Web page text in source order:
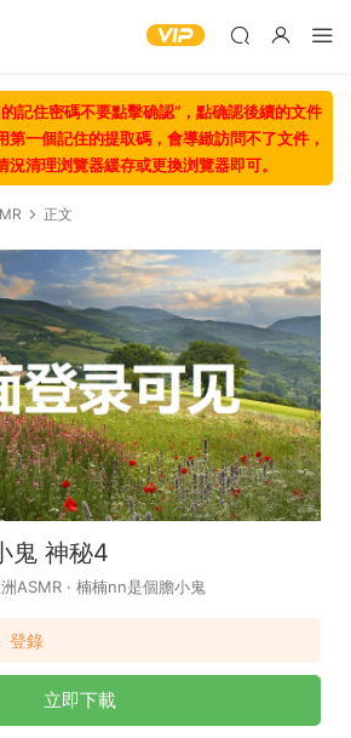
記住密碼不要點擊确認“，點确認後續的文件
第一個記住的提取碼，會導緻訪問不了文件，
況清理浏覽器緩存或更換浏覽器即可。
正文
鬼 神秘4
ASMR · 楠楠nn是個膽小鬼
登錄
立即下載